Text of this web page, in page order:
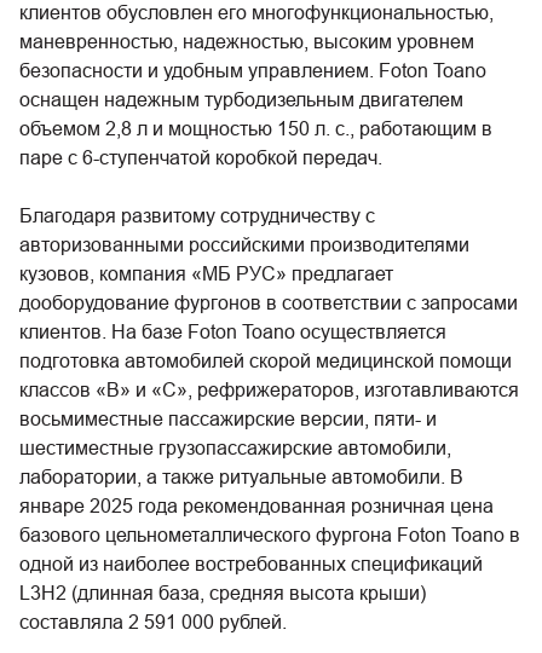
клиентов обусловлен его многофункциональностью,
маневренностью, надежностью, высоким уровнем
безопасности и удобным управлением. Foton Toano
оснащен надежным турбодизельным двигателем
объемом 2,8 л и мощностью 150 л. с., работающим в
паре с 6-ступенчатой коробкой передач.
Благодаря развитому сотрудничеству с
авторизованными российскими производителями
кузовов, компания «МБ РУС» предлагает
дооборудование фургонов в соответствии с запросами
клиентов. На базе Foton Toano осуществляется
подготовка автомобилей скорой медицинской помощи
классов «В» и «С», рефрижераторов, изготавливаются
восьмиместные пассажирские версии, пяти- и
шестиместные грузопассажирские автомобили,
лаборатории, а также ритуальные автомобили. В
январе 2025 года рекомендованная розничная цена
базового цельнометаллического фургона Foton Toano в
одной из наиболее востребованных спецификаций
L3H2 (длинная база, средняя высота крыши)
составляла 2 591 000 рублей.